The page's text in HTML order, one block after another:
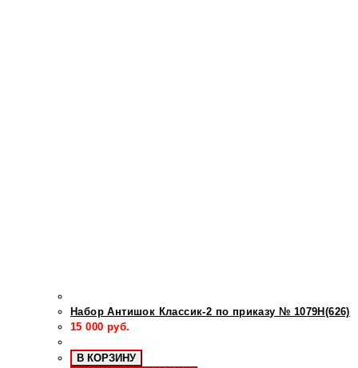
Набор Антишок Классик-2 по приказу № 1079Н(626)
15 000 руб.
В КОРЗИНУ